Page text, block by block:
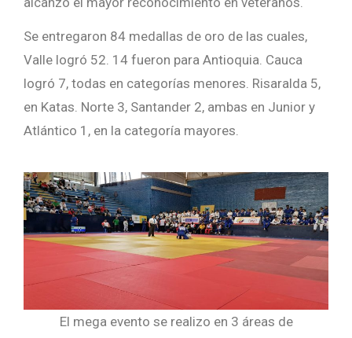
Se entregaron 84 medallas de oro de las cuales,
Valle logró 52. 14 fueron para Antioquia. Cauca
logró 7, todas en categorías menores. Risaralda 5,
en Katas. Norte 3, Santander 2, ambas en Junior y
Atlántico 1, en la categoría mayores.
El mega evento se realizo en 3 áreas de